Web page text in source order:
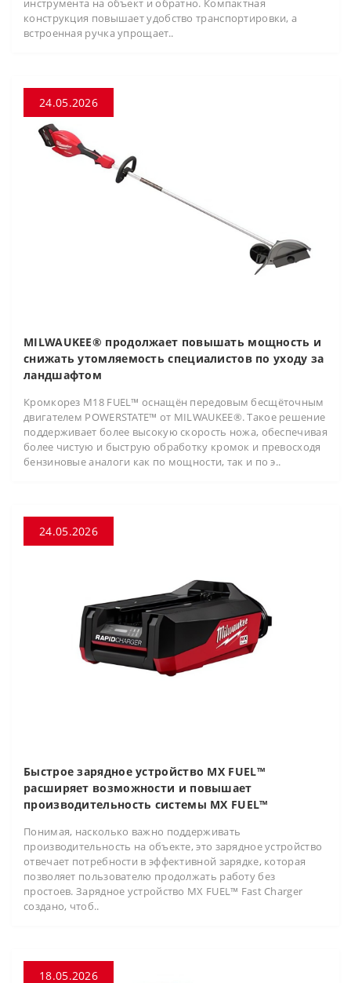
инструмента на объект и обратно. Компактная
конструкция повышает удобство транспортировки, а
встроенная ручка упрощает..
24.05.2026
MILWAUKEE® продолжает повышать мощность и
снижать утомляемость специалистов по уходу за
ландшафтом
Кромкорез M18 FUEL™ оснащён передовым бесщёточным
двигателем POWERSTATE™ от MILWAUKEE®. Такое решение
поддерживает более высокую скорость ножа, обеспечивая
более чистую и быструю обработку кромок и превосходя
бензиновые аналоги как по мощности, так и по э..
24.05.2026
Быстрое зарядное устройство MX FUEL™
расширяет возможности и повышает
производительность системы MX FUEL™
Понимая, насколько важно поддерживать
производительность на объекте, это зарядное устройство
отвечает потребности в эффективной зарядке, которая
позволяет пользователю продолжать работу без
простоев. Зарядное устройство MX FUEL™ Fast Charger
создано, чтоб..
18.05.2026